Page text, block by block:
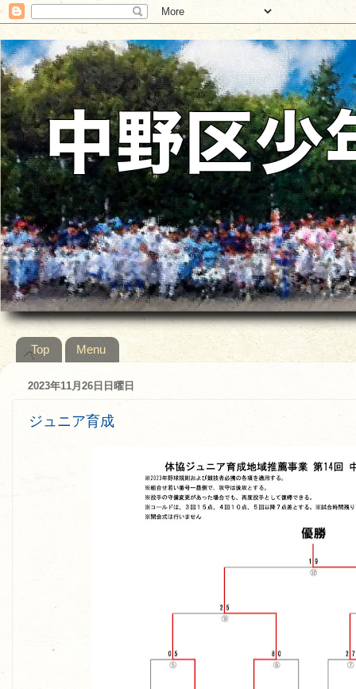
Top Menu
2023年11月26日日曜日
ジュニア育成